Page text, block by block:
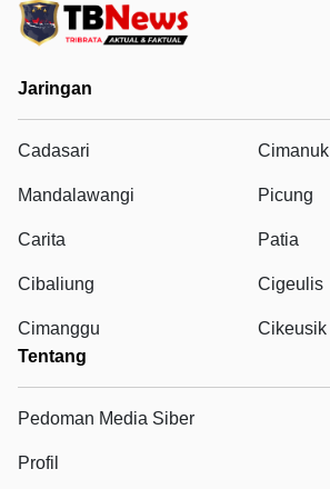
Jaringan
Cadasari Cimanuk
Mandalawangi Picung
Carita Patia
Cibaliung Cigeulis
Cimanggu
Cikeusik
Tentang
Pedoman Media Siber
Profil